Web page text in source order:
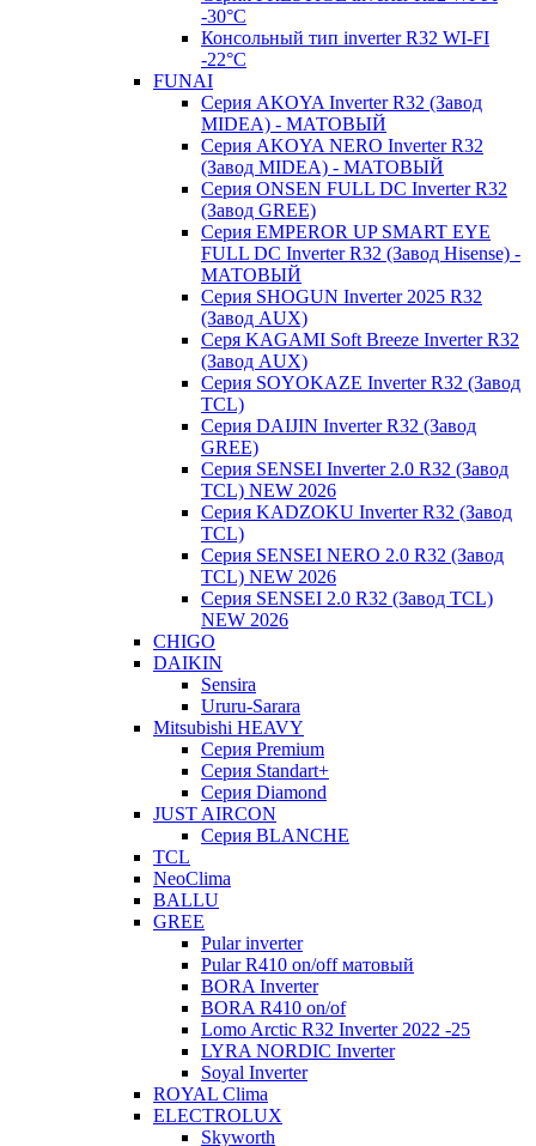
-30°C
Консольный тип inverter R32 WI-FI
-22°C
FUNAI
Серия AKOYA Inverter R32 (Завод
MIDEA) - МАТОВЫЙ
Серия AKOYA NERO Inverter R32
(Завод MIDEA) - МАТОВЫЙ
Серия ONSEN FULL DC Inverter R32
(Завод GREE)
Серия EMPEROR UP SMART EYE
FULL DC Inverter R32 (Завод Hisense) -
МАТОВЫЙ
Серия SHOGUN Inverter 2025 R32
(Завод AUX)
Серя KAGAMI Soft Breeze Inverter R32
(Завод AUX)
Серия SOYOKAZE Inverter R32 (Завод
TCL)
Серия DAIJIN Inverter R32 (Завод
GREE)
Серия SENSEI Inverter 2.0 R32 (Завод
TCL) NEW 2026
Серия KADZOKU Inverter R32 (Завод
TCL)
Серия SENSEI NERO 2.0 R32 (Завод
TCL) NEW 2026
Серия SENSEI 2.0 R32 (Завод TCL)
NEW 2026
CHIGO
DAIKIN
Sensira
Ururu-Sarara
Mitsubishi HEAVY
Серия Premium
Серия Standart+
Серия Diamond
JUST AIRCON
Серия BLANCHE
TCL
NeoClima
BALLU
GREE
Pular inverter
Pular R410 on/off матовый
BORA Inverter
BORA R410 on/of
Lomo Arctic R32 Inverter 2022 -25
LYRA NORDIC Inverter
Soyal Inverter
ROYAL Clima
ELECTROLUX
Skyworth